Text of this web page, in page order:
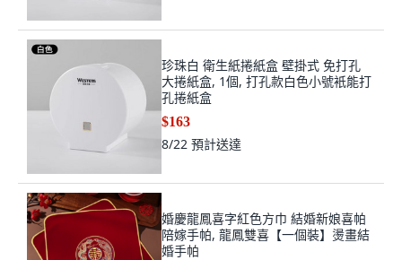
珍珠白 衛生紙捲紙盒 壁掛式 免打孔
大捲紙盒, 1個, 打孔款白色小號衹能打
孔捲紙盒
$163
8/22 預計送達
婚慶龍鳳喜字紅色方巾 結婚新娘喜帕
陪嫁手帕, 龍鳳雙喜【一個裝】燙畫結
婚手帕